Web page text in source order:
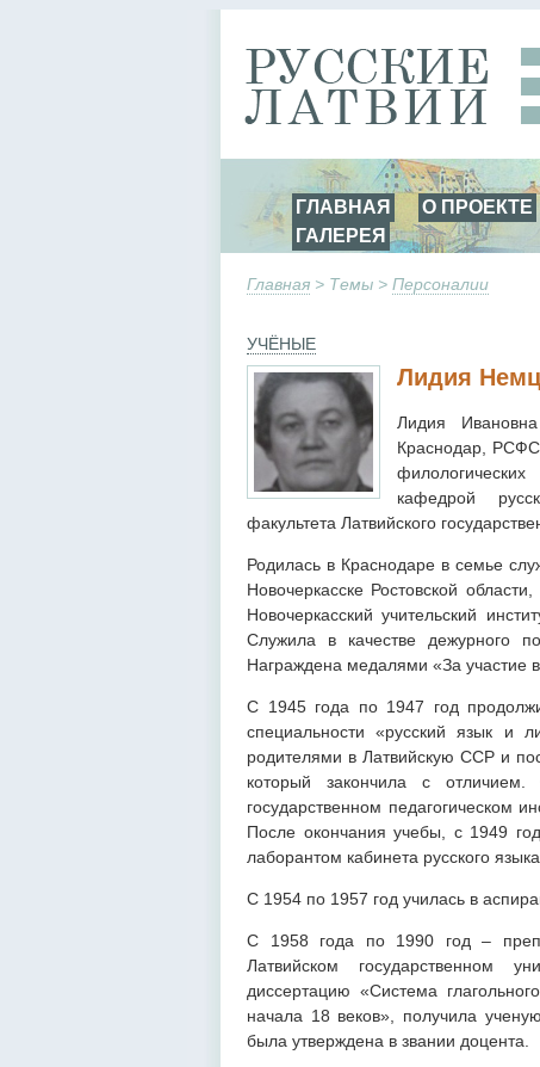
ГЛАВНАЯ О ПРОЕКТЕ
ГАЛЕРЕЯ
Главная > Темы > Персоналии
УЧЁНЫЕ
Лидия
Лидия
Краснодар,
кафедрой
факультета Латвийского
Родилась в Краснодаре в семье
Новочеркасске Ростовской
Новочеркасский учительский
Служила в качестве дежурного
Награждена медалями «За участие
С 1945 года по 1947 год
специальности «русский язык и
родителями в Латвийскую ССР и
который закончила с
государственном педагогическом
После окончания учебы, с 1949
лаборантом кабинета русского
С 1954 по 1957 год училась в
С 1958 года по 1990 год –
Латвийском государственном
диссертацию «Система
начала 18 веков», получила
была утверждена в звании доцента.